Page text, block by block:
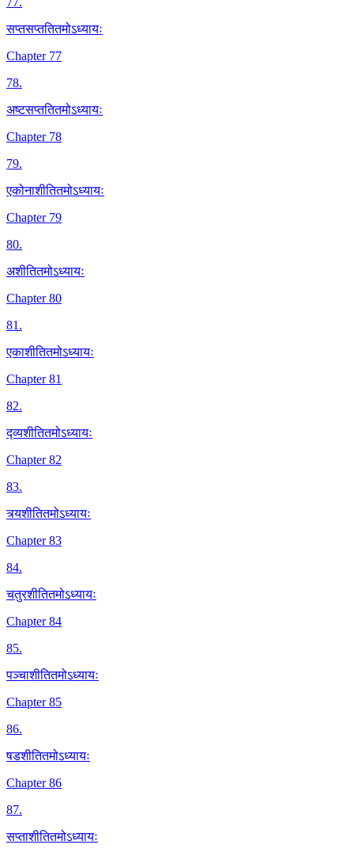
सप्तसप्ततितमोऽध्यायः
Chapter 77
78.
अष्टसप्ततितमोऽध्यायः
Chapter 78
79.
एकोनाशीतितमोऽध्यायः
Chapter 79
80.
अशीतितमोऽध्यायः
Chapter 80
81.
एकाशीतितमोऽध्यायः
Chapter 81
82.
द्व्यशीतितमोऽध्यायः
Chapter 82
83.
त्र्यशीतितमोऽध्यायः
Chapter 83
84.
चतुरशीतितमोऽध्यायः
Chapter 84
85.
पञ्चाशीतितमोऽध्यायः
Chapter 85
86.
षडशीतितमोऽध्यायः
Chapter 86
87.
सप्ताशीतितमोऽध्यायः